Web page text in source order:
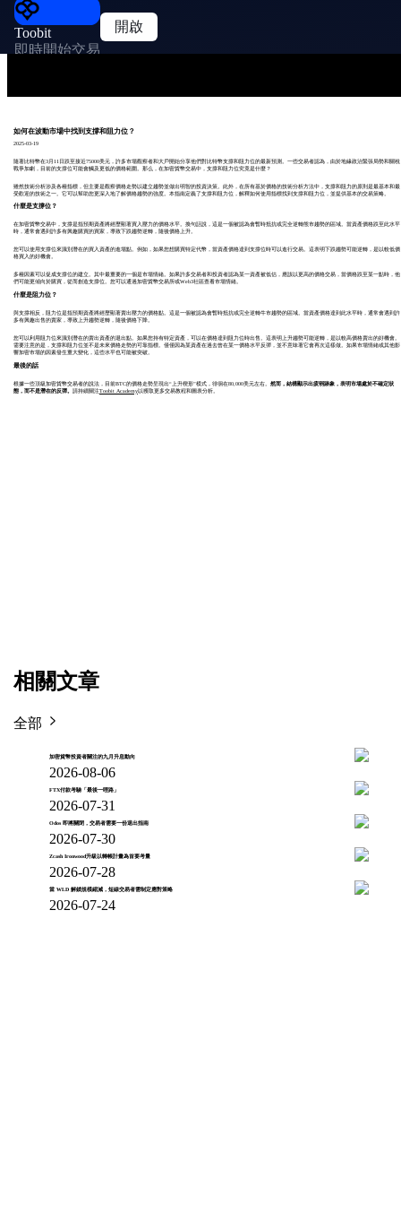
Toobit
即時開始交易
開啟
如何在波動市場中找到支撐和阻力位？
2025-03-19
隨著比特幣在3月11日跌至接近75000美元，許多市場觀察者和大戶開始分享他們對比特幣支撐和阻力位的最新預測。一些交易者認為，由於地緣政治緊張局勢和關稅
戰爭加劇，目前的支撐位可能會觸及更低的價格範圍。那么，在加密貨幣交易中，支撐和阻力位究竟是什麼？
雖然技術分析涉及各種指標，但主要是觀察價格走勢以建立趨勢並做出明智的投資決策。此外，在所有基於價格的技術分析方法中，支撐和阻力的原則是最基本和最
受歡迎的技術之一。它可以幫助您更深入地了解價格趨勢的強度。本指南定義了支撐和阻力位，解釋如何使用指標找到支撐和阻力位，並提供基本的交易策略。
什麼是支撐位？
在加密貨幣交易中，支撐是指預期資產將經歷顯著買入壓力的價格水平。換句話說，這是一個被認為會暫時抵抗或完全逆轉熊市趨勢的區域。當資產價格跌至此水平
時，通常會遇到許多有興趣購買的買家，導致下跌趨勢逆轉，隨後價格上升。
您可以使用支撐位來識別潛在的買入資產的進場點。例如，如果您想購買特定代幣，當資產價格達到支撐位時可以進行交易。這表明下跌趨勢可能逆轉，是以較低價
格買入的好機會。
多種因素可以促成支撐位的建立。其中最重要的一個是市場情緒。如果許多交易者和投資者認為某一資產被低估，應該以更高的價格交易，當價格跌至某一點時，他
們可能更傾向於購買，從而創造支撐位。您可以通過加密貨幣交易所或Web3社區查看市場情緒。
什麼是阻力位？
與支撐相反，阻力位是指預期資產將經歷顯著賣出壓力的價格點。這是一個被認為會暫時抵抗或完全逆轉牛市趨勢的區域。當資產價格達到此水平時，通常會遇到許
多有興趣出售的賣家，導致上升趨勢逆轉，隨後價格下降。
您可以利用阻力位來識別潛在的賣出資產的退出點。如果您持有特定資產，可以在價格達到阻力位時出售。這表明上升趨勢可能逆轉，是以較高價格賣出的好機會。
需要注意的是，支撐和阻力位並不是未來價格走勢的可靠指標。僅僅因為某資產在過去曾在某一價格水平反彈，並不意味著它會再次這樣做。如果市場情緒或其他影
響加密市場的因素發生重大變化，這些水平也可能被突破。
最後的話
根據一些頂級加密貨幣交易者的說法，目前BTC的價格走勢呈現出“上升楔形”模式，徘徊在80,000美元左右。 然而，結構顯示出疲弱跡象，表明市場處於不確定狀
態，而不是潛在的反彈。
請持續關注Toobit Academy以獲取更多交易教程和圖表分析。
相關文章
全部
加密貨幣投資者關注的九月升息動向
2026-08-06
FTX付款考驗「最後一哩路」
2026-07-31
Odos 即將關閉，交易者需要一份退出指南
2026-07-30
Zcash Ironwood升級以轉帳計畫為首要考量
2026-07-28
當 WLD 解鎖規模縮減，短線交易者需制定應對策略
2026-07-24